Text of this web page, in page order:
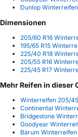
Dunlop Winterreifen
Dimensionen
205/60 R16
195/65 R15
225/40 R18
205/55 R16
225/45 R17
Mehr Reifen in dieser
Winterreifen 205/45
Continental
Bridgestone
Goodyear
Barum Winterreifen